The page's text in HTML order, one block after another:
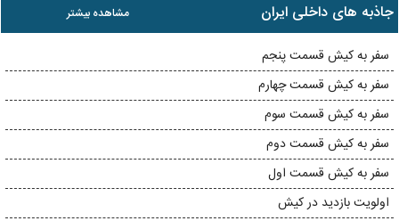
مشاهده بیشتر جاذبه های داخلی ایران
سفر به کیش قسمت پنجم
سفر به کیش قسمت چهارم
سفر به کیش قسمت سوم
سفر به کیش قسمت دوم
سفر به کیش قسمت اول
اولویت بازدید در کیش